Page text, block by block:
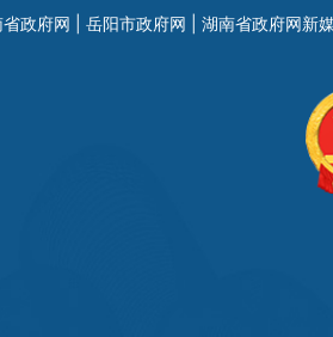
政府网 岳阳市政府网 湖南省政府网新